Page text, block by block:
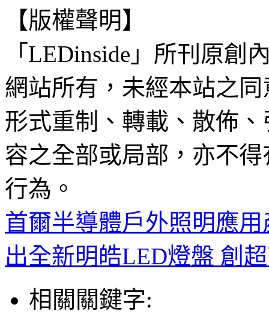
【版權聲明】
「LEDinside」所刊原創
網站所有，未經本站之
形式重制、轉載、散佈
容之全部或局部，亦不
行為。
首爾半導體戶外照明應
出全新明皓LED燈盤 創
相關關鍵字: